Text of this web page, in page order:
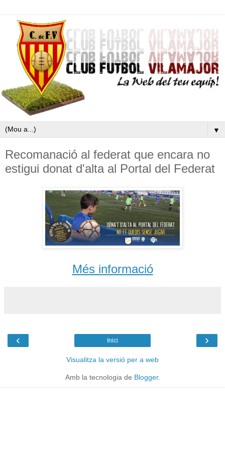
▼
Recomanació al federat que encara no
estigui donat d'alta al Portal del Federat
Més informació
‹ ›
Inici
Visualitza la versió per a web
Amb la tecnologia de Blogger.